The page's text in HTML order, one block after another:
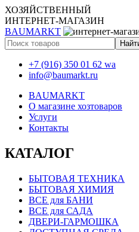
ХОЗЯЙСТВЕННЫЙ
ИНТЕРНЕТ-МАГАЗИН
BAUMARKT
+7 (916) 350 01 62 wa
info@baumarkt.ru
BAUMARKT
О магазине хозтоваров
Услуги
Контакты
КАТАЛОГ
БЫТОВАЯ ТЕХНИКА
БЫТОВАЯ ХИМИЯ
ВСЕ для БАНИ
ВСЕ для САДА
ДВЕРИ-ГАРМОШКА